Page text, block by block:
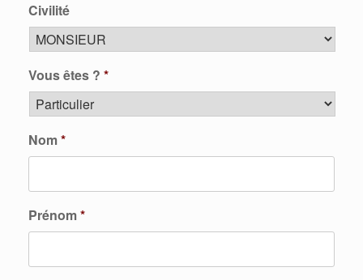
Civilité
Vous êtes ? *
Nom*
Prénom*